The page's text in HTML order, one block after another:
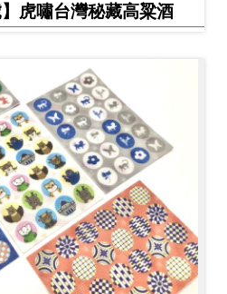
】虎嘯台灣秘藏高粱酒